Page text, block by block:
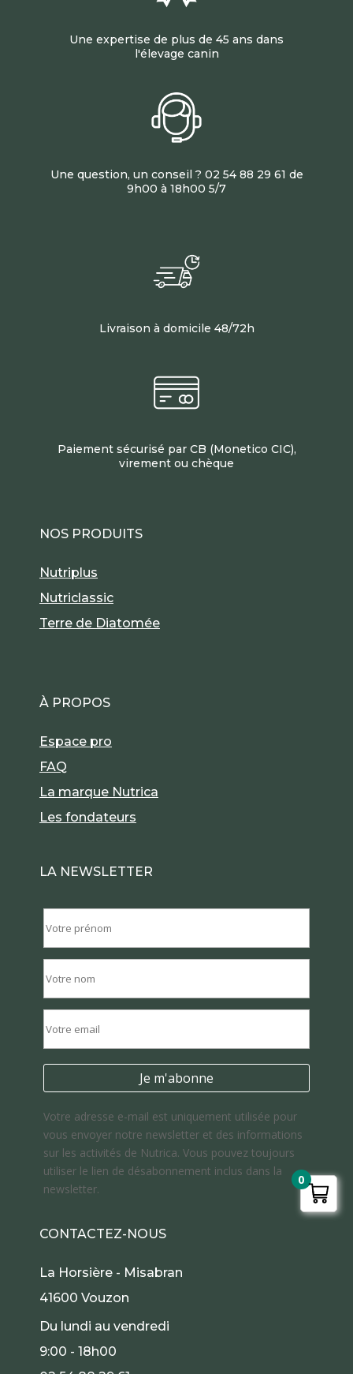
Une expertise de plus de 45 ans dans
l'élevage canin
Une question, un conseil ? 02 54 88 29 61 de
9h00 à 18h00 5/7
Livraison à domicile 48/72h
Paiement sécurisé par CB (Monetico CIC),
virement ou chèque
NOS PRODUITS
Nutriplus
Nutriclassic
Terre de Diatomée
À PROPOS
Espace pro
FAQ
La marque Nutrica
Les fondateurs
LA NEWSLETTER
Votre adresse e-mail est uniquement utilisée pour
vous envoyer notre newsletter et des informations
sur les activités de Nutrica. Vous pouvez toujours
utiliser le lien de désabonnement inclus dans la
newsletter.
CONTACTEZ-NOUS
La Horsière - Misabran
41600 Vouzon
Du lundi au vendredi
9:00 - 18h00
0